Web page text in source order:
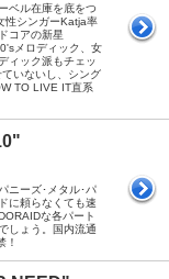
ベル在庫を底をつ
性シンガーKatja率
コアの新星
メロディック、女
ィック派もチェッ
いないし、シング
TO LIVE IT直系
ニーズ･メタル･パ
に頼らなくても速
な各パート
しょう。国内流通
！